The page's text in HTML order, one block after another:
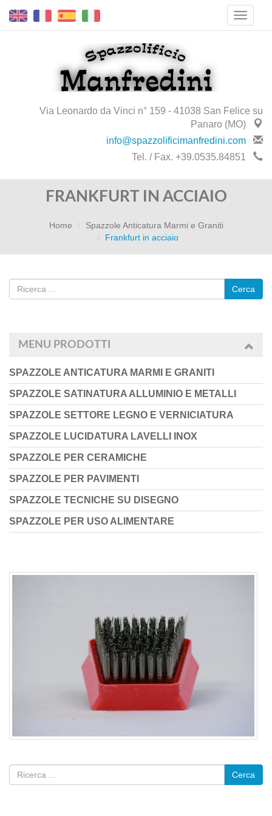
Via Leonardo da Vinci n° 159 - 41038 San Felice su
Panaro (MO)
info@spazzolificimanfredini.com
Tel. / Fax. +39.0535.84851
FRANKFURT IN ACCIAIO
Home
Spazzole Anticatura Marmi e Graniti
Frankfurt in acciaio
Cerca
MENU PRODOTTI
SPAZZOLE ANTICATURA MARMI E GRANITI
SPAZZOLE SATINATURA ALLUMINIO E METALLI
SPAZZOLE SETTORE LEGNO E VERNICIATURA
SPAZZOLE LUCIDATURA LAVELLI INOX
SPAZZOLE PER CERAMICHE
SPAZZOLE PER PAVIMENTI
SPAZZOLE TECNICHE SU DISEGNO
SPAZZOLE PER USO ALIMENTARE
Cerca